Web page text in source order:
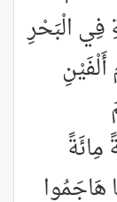
فِي الْبَحْرِ
كَمَا هَاجَمُوا